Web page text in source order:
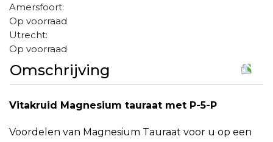
Amersfoort:
Op voorraad
Utrecht:
Op voorraad
Omschrijving
Vitakruid Magnesium tauraat met P-5-P
Voordelen van Magnesium Tauraat voor u op een